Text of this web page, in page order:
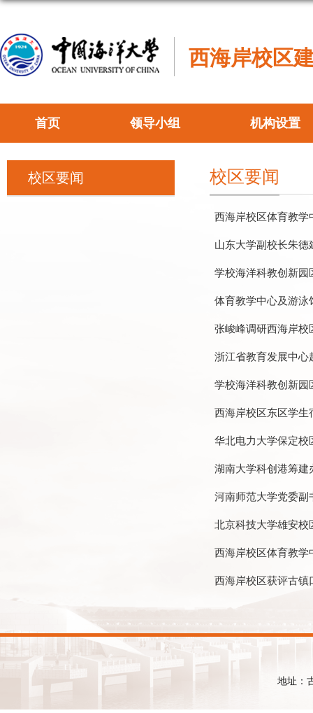
西海岸校区
首页 领导小组 机构设置
校区要闻 校区要闻
西海岸校区体育教学
山东大学副校长朱
学校海洋科教创新园
体育教学中心及游泳
张峻峰调研西海岸校
浙江省教育发展中心
学校海洋科教创新园
西海岸校区东区学生
华北电力大学保定校
湖南大学科创港筹建
河南师范大学党委副
北京科技大学雄安校
西海岸校区体育教学
西海岸校区获评古镇
地址：